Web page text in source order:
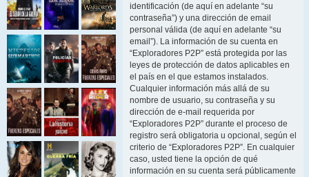
identificación (de aquí en adelante “su
contraseña”) y una dirección de email
personal válida (de aquí en adelante “su
email”). La información de su cuenta en
“Exploradores P2P” está protegida por las
leyes de protección de datos aplicables en
el país en el que estamos instalados.
Cualquier información más allá de su
nombre de usuario, su contraseña y su
dirección de e-mail requerida por
“Exploradores P2P” durante el proceso de
registro será obligatoria u opcional, según el
criterio de “Exploradores P2P”. En cualquier
caso, usted tiene la opción de qué
información en su cuenta será públicamente